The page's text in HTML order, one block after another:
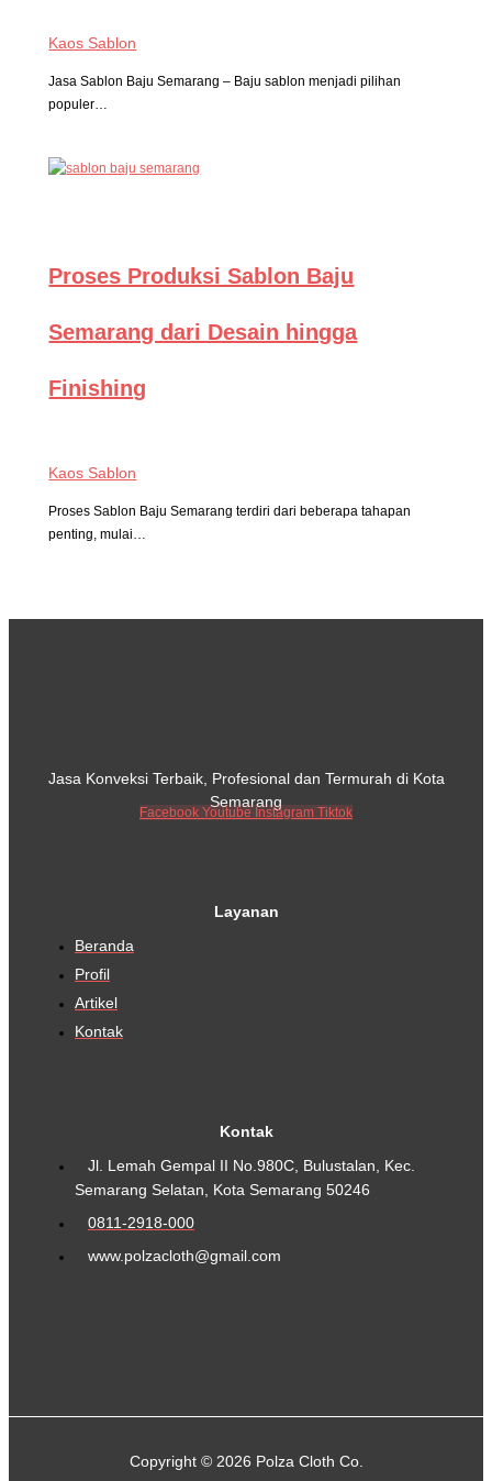
Kaos Sablon
Jasa Sablon Baju Semarang – Baju sablon menjadi pilihan
populer…
Proses Produksi Sablon Baju
Semarang dari Desain hingga
Finishing
Kaos Sablon
Proses Sablon Baju Semarang terdiri dari beberapa tahapan
penting, mulai…
Jasa Konveksi Terbaik, Profesional dan Termurah di Kota
Semarang
Facebook Youtube Instagram Tiktok
Layanan
Beranda
Profil
Artikel
Kontak
Kontak
Jl. Lemah Gempal II No.980C, Bulustalan, Kec.
Semarang Selatan, Kota Semarang 50246
0811-2918-000
www.polzacloth@gmail.com
Copyright © 2026 Polza Cloth Co.